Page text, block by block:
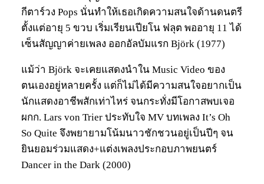
กีตาร์วง Pops นั่นทำให้เธอเกิดความสนใจด้านดนตรี
ตั้งแต่อายุ 5 ขวบ เริ่มเรียนเปียโน ฟลุต พออายุ 11 ได้
เซ็นสัญญาค่ายเพลง ออกอัลบัมแรก Björk (1977)
แม้ว่า Björk จะเคยแสดงนำใน Music Video ของ
ตนเองอยู่หลายครั้ง แต่ก็ไม่ได้มีความสนใจอยากเป็น
นักแสดงอาชีพสักเท่าไหร่ จนกระทั่งมีโอกาสพบเจอ
ผกก. Lars von Trier ประทับใจ MV บทเพลง It’s Oh
So Quite จึงพยายามโน้มนาวชักชวนอยู่เป็นปีๆ จน
ยินยอมร่วมแสดง+แต่งเพลงประกอบภาพยนตร์
Dancer in the Dark (2000)